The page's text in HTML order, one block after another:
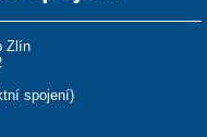
Zlín
spojení)